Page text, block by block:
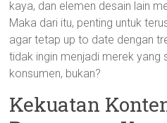
kaya, dan elemen desain lain
Maka dari itu, penting untuk
agar tetap up to date dengan
tidak ingin menjadi merek yang
konsumen, bukan?
Kekuatan